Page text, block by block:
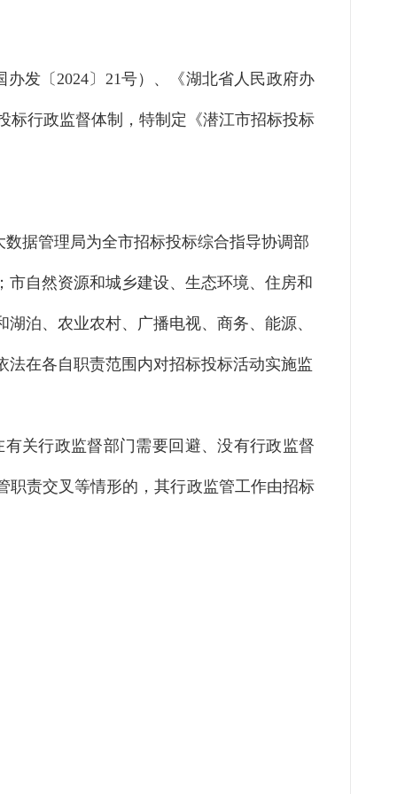
办发〔2024 〕 21号）、《湖北省人民政府办
标行政监督体制，特制定《潜江市招标投标
数据管理局为全市招标投标综合指导协调部
市自然资源和城乡建设、生态环境、住房和
泊、农业农村、广播电视、商务、能源、
法在各自职责范围内对招标投标活动实施监
关行政监督部门需要回避、没有行政监督
职责交叉等情形的，其行政监管工作由招标